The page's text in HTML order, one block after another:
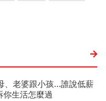
、老婆跟小孩...誰說低薪
你生活怎麼過